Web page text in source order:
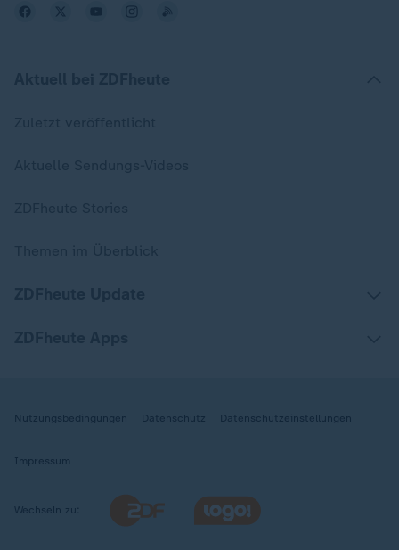
Nutzungsbedingungen Datenschutz Datenschutzeinstellungen
Impressum
Wechseln zu: